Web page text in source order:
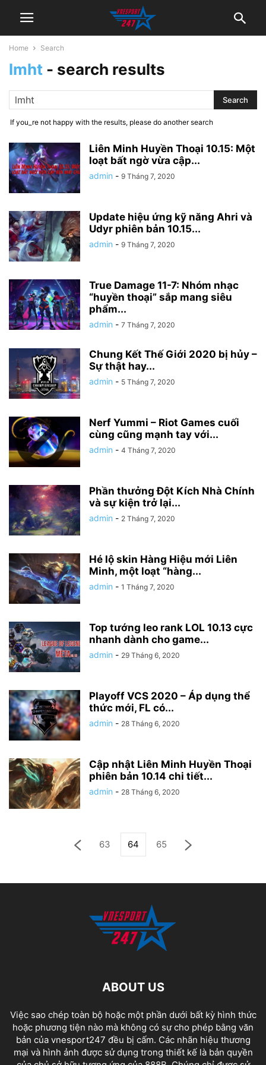
Home Search
lmht - search results
If you_re not happy with the results, please do another search
Liên Minh Huyền Thoại 10.15: Một
loạt bất ngờ vừa cập...
admin - 9 Tháng 7, 2020
Update hiệu ứng kỹ năng Ahri và
Udyr phiên bản 10.15...
admin - 9 Tháng 7, 2020
True Damage 11-7: Nhóm nhạc
“huyền thoại” sắp mang siêu
phẩm...
admin - 7 Tháng 7, 2020
Chung Kết Thế Giới 2020 bị hủy –
Sự thật hay...
admin - 5 Tháng 7, 2020
Nerf Yummi – Riot Games cuối
cùng cũng mạnh tay với...
admin - 4 Tháng 7, 2020
Phần thưởng Đột Kích Nhà Chính
và sự kiện trở lại...
admin - 2 Tháng 7, 2020
Hé lộ skin Hàng Hiệu mới Liên
Minh, một loạt “hàng...
admin - 1 Tháng 7, 2020
Top tướng leo rank LOL 10.13 cực
nhanh dành cho game...
admin - 29 Tháng 6, 2020
Playoff VCS 2020 – Áp dụng thể
thức mới, FL có...
admin - 28 Tháng 6, 2020
Cập nhật Liên Minh Huyền Thoại
phiên bản 10.14 chi tiết...
admin - 28 Tháng 6, 2020
63 64 65
ABOUT US
Việc sao chép toàn bộ hoặc một phần dưới bất kỳ hình thức
hoặc phương tiện nào mà không có sự cho phép bằng văn
bản của vnesport247 đều bị cấm. Các nhãn hiệu thương
mại và hình ảnh được sử dụng trong thiết kế là bản quyền